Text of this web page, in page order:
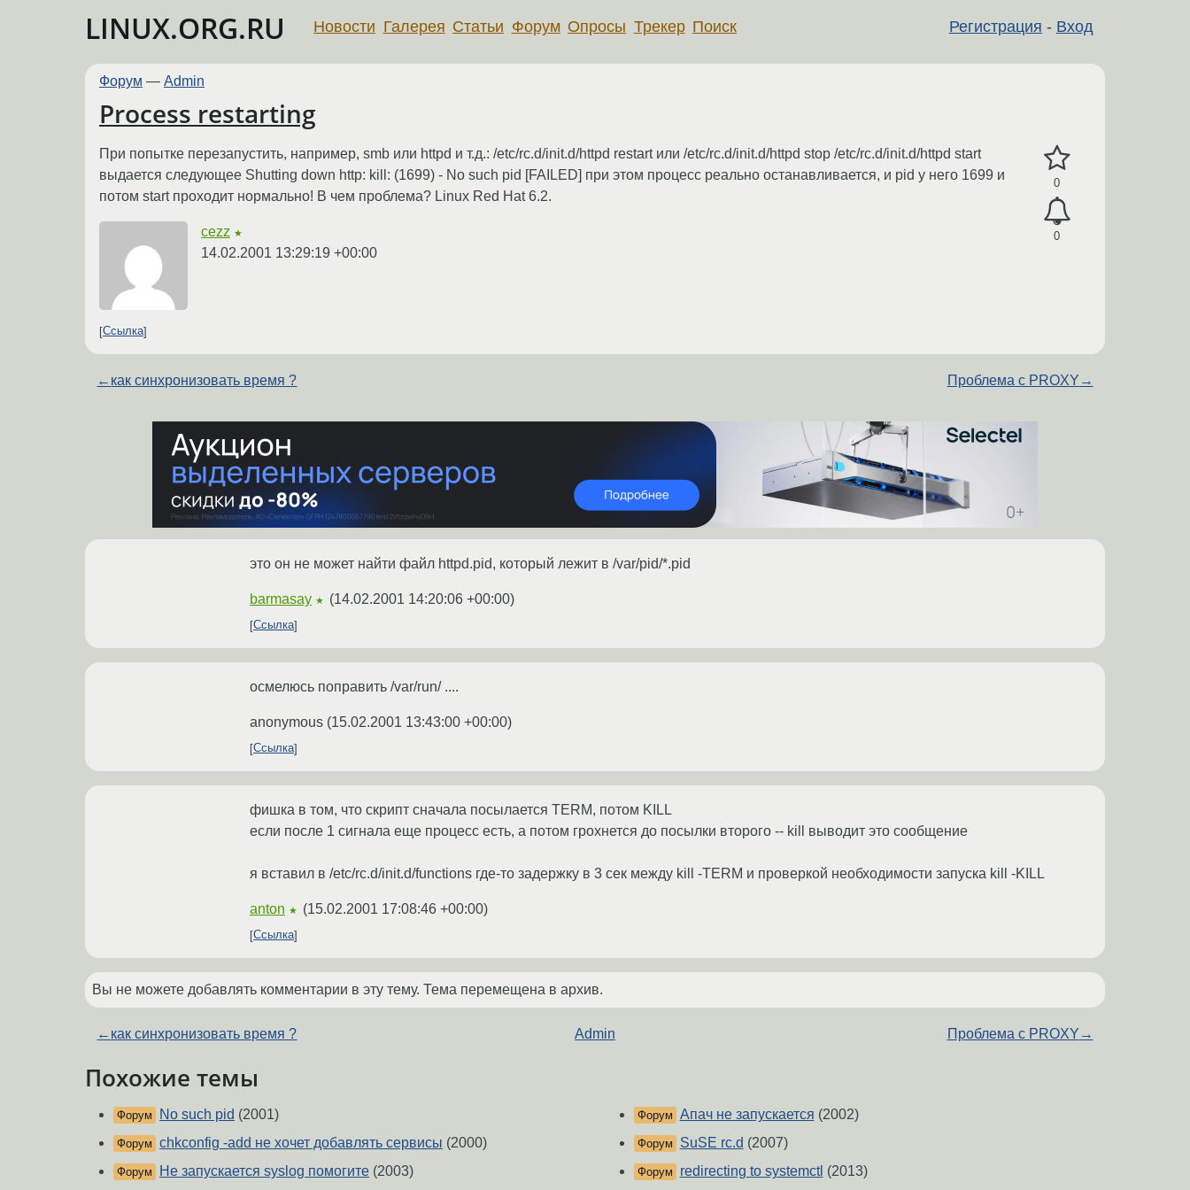
LINUX.ORG.RU Регистрация - Вход
Новости Галерея Статьи Форум Опросы Трекер Поиск
Форум — Admin
Process restarting
0
0
При попытке перезапустить, например, smb или httpd и т.д.: /etc/rc.d/init.d/httpd restart или /etc/rc.d/init.d/httpd stop /etc/rc.d/init.d/httpd start
выдается следующее Shutting down http: kill: (1699) - No such pid [FAILED] при этом процесс реально останавливается, и pid у него 1699 и
потом start проходит нормально! В чем проблема? Linux Red Hat 6.2.
cezz ★
14.02.2001 13:29:19 +00:00
Ссылка
← как синхронизовать время ? Проблема с PROXY →
это он не может найти файл httpd.pid, который лежит в /var/pid/*.pid
barmasay ★ (14.02.2001 14:20:06 +00:00)
Ссылка
осмелюсь поправить /var/run/ ....
anonymous (15.02.2001 13:43:00 +00:00)
Ссылка
фишка в том, что скрипт сначала посылается TERM, потом KILL
если после 1 сигнала еще процесс есть, а потом грохнется до посылки второго -- kill выводит это сообщение
я вставил в /etc/rc.d/init.d/functions где-то задержку в 3 сек между kill -TERM и проверкой необходимости запуска kill -KILL
anton ★ (15.02.2001 17:08:46 +00:00)
Ссылка
Вы не можете добавлять комментарии в эту тему. Тема перемещена в архив.
← как синхронизовать время ? Admin Проблема с PROXY →
Похожие темы
Форум No such pid (2001)
Форум chkconfig -add не хочет добавлять сервисы (2000)
Форум Не запускается syslog помогите (2003)
Форум Апач не запускается (2002)
Форум SuSE rc.d (2007)
Форум redirecting to systemctl (2013)